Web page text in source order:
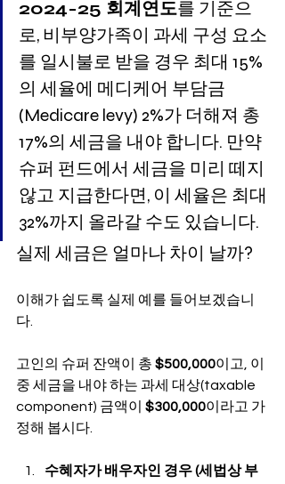
2024-25 회계연도를 기준으
로, 비부양가족이 과세 구성 요소
를 일시불로 받을 경우 최대 15%
의 세율에 메디케어 부담금
(Medicare levy) 2%가 더해져 총
17%의 세금을 내야 합니다. 만약
슈퍼 펀드에서 세금을 미리 떼지
않고 지급한다면, 이 세율은 최대
32%까지 올라갈 수도 있습니다.
실제 세금은 얼마나 차이 날까?
이해가 쉽도록 실제 예를 들어보겠습니
다.
고인의 슈퍼 잔액이 총 $500,000이고, 이
중 세금을 내야 하는 과세 대상(taxable
component) 금액이 $300,000이라고 가
정해 봅시다.
수혜자가 배우자인 경우 (세법상 부